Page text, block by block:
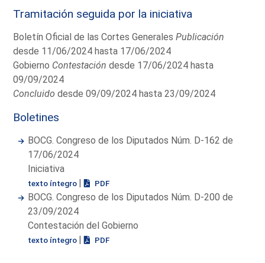
Tramitación seguida por la iniciativa
Boletín Oficial de las Cortes GeneralesPublicación
desde 11/06/2024 hasta 17/06/2024
Gobierno Contestación desde 17/06/2024 hasta
09/09/2024
Concluido desde 09/09/2024 hasta 23/09/2024
Boletines
BOCG. Congreso de los Diputados Núm. D-162 de
17/06/2024
Iniciativa
texto íntegro | PDF
BOCG. Congreso de los Diputados Núm. D-200 de
23/09/2024
Contestación del Gobierno
texto íntegro | PDF